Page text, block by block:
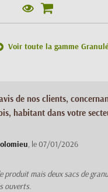
Voir toute la gamme
de nos clients,
habitant dans votre
, le07/01/2026
produit mais deux sacs de
ouverts.